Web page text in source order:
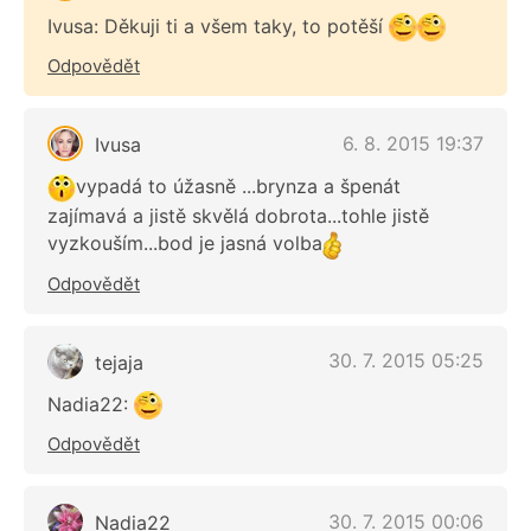
Ivusa: Děkuji ti a všem taky, to potěší
Odpovědět
Ivusa
6. 8. 2015 19:37
vypadá to úžasně ...brynza a špenát
zajímavá a jistě skvělá dobrota...tohle jistě
vyzkouším...bod je jasná volba
Odpovědět
tejaja
30. 7. 2015 05:25
Nadia22:
Odpovědět
Nadia22 30. 7. 2015 00:06